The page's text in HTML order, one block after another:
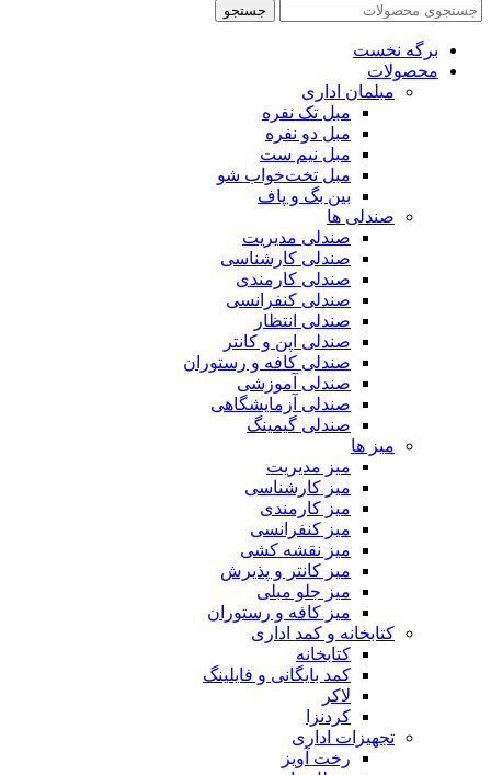
جستجو
برگه نخست
محصولات
مبلمان اداری
مبل تک نفره
مبل دو نفره
مبل نیم ست
مبل تخت‌خواب شو
بین بگ و پاف
صندلی ها
صندلی مدیریت
صندلی کارشناسی
صندلی کارمندی
صندلی کنفرانسی
صندلی انتظار
صندلی اپن و کانتر
صندلی کافه و رستوران
صندلی آموزشی
صندلی آزمایشگاهی
صندلی گیمینگ
میز ها
میز مدیریت
میز کارشناسی
میز کارمندی
میز کنفرانسی
میز نقشه کشی
میز کانتر و پذیرش
میز جلو مبلی
میز کافه و رستوران
کتابخانه و کمد اداری
کتابخانه
کمد بایگانی و فایلینگ
لاکر
کردنزا
تجهیزات اداری
رخت آویز